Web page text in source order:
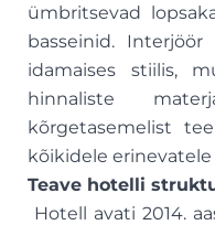
ümbritsevad
basseinid.
idamaises stiilis,
hinnaliste
kõrgetasemelist
kõikidele
Teave hotelli
Hotell avati 2014.